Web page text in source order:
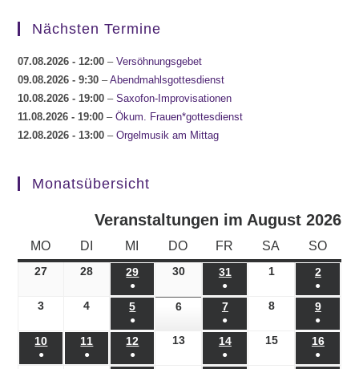
Nächsten Termine
07.08.2026 - 12:00 –Versöhnungsgebet
09.08.2026 - 9:30 –Abendmahlsgottesdienst
10.08.2026 - 19:00 –Saxofon-Improvisationen
11.08.2026 - 19:00 –Ökum. Frauen*gottesdienst
12.08.2026 - 13:00 –Orgelmusik am Mittag
Monatsübersicht
Veranstaltungen im August 2026
MO MONTAG
DI DIENSTAG
MI MITTWOCH
DO DONNERSTAG
FR FREITAG
SA SAMSTAG
SO
27 27.07.2026
28 28.07.2026
29 29.07.2026
●
(1
Veranstaltung)
3030.07.2026
3131.07.2026
●
(1
Veranstaltung)
101.08.2026
2
●
(1
3 03.08.2026
4 04.08.2026
5 05.08.2026
●
(1
Veranstaltung)
606.08.2026
707.08.2026
●
(1
Veranstaltung)
808.08.2026
9
●
(1
10 10.08.2026
●
11 11.08.2026
●
12 12.08.2026
●
1313.08.2026
1414.08.2026
●
1515.08.2026
16
●